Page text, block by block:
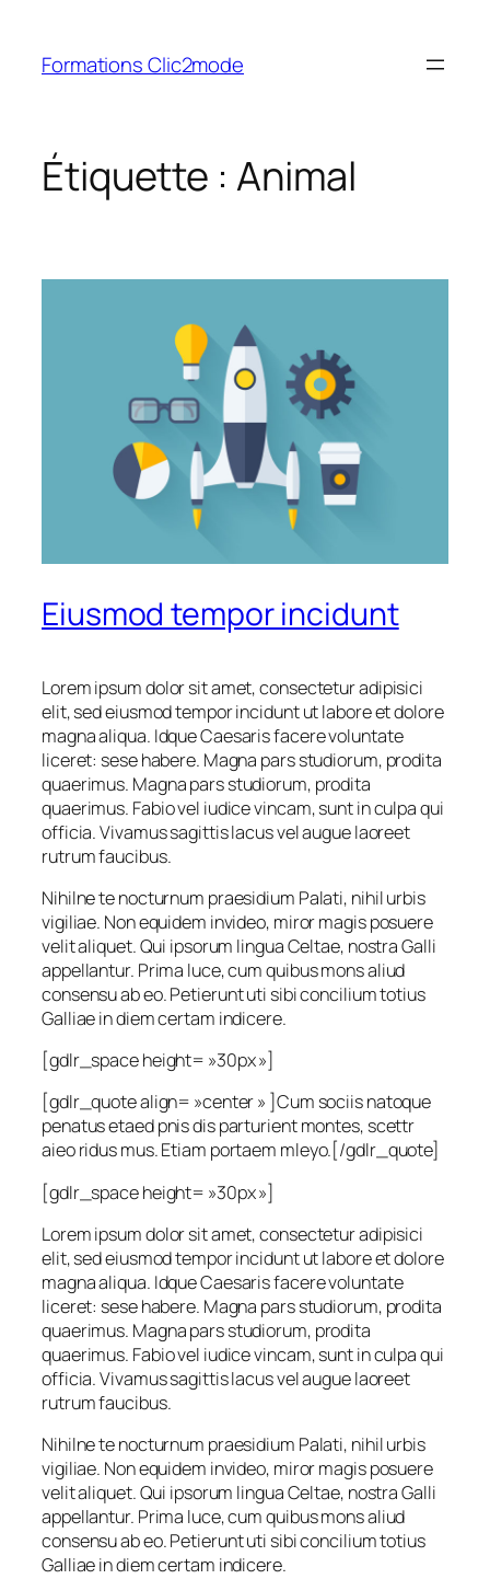
contenu
Formations Clic2mode
Étiquette : Animal
Eiusmod tempor incidunt
Lorem ipsum dolor sit amet, consectetur adipisici
elit, sed eiusmod tempor incidunt ut labore et dolore
magna aliqua. Idque Caesaris facere voluntate
liceret: sese habere. Magna pars studiorum, prodita
quaerimus. Magna pars studiorum, prodita
quaerimus. Fabio vel iudice vincam, sunt in culpa qui
officia. Vivamus sagittis lacus vel augue laoreet
rutrum faucibus.
Nihilne te nocturnum praesidium Palati, nihil urbis
vigiliae. Non equidem invideo, miror magis posuere
velit aliquet. Qui ipsorum lingua Celtae, nostra Galli
appellantur. Prima luce, cum quibus mons aliud
consensu ab eo. Petierunt uti sibi concilium totius
Galliae in diem certam indicere.
[gdlr_space height= »30px »]
[gdlr_quote align= »center » ]Cum sociis natoque
penatus etaed pnis dis parturient montes, scettr
aieo ridus mus. Etiam portaem mleyo.[/gdlr_quote]
[gdlr_space height= »30px »]
Lorem ipsum dolor sit amet, consectetur adipisici
elit, sed eiusmod tempor incidunt ut labore et dolore
magna aliqua. Idque Caesaris facere voluntate
liceret: sese habere. Magna pars studiorum, prodita
quaerimus. Magna pars studiorum, prodita
quaerimus. Fabio vel iudice vincam, sunt in culpa qui
officia. Vivamus sagittis lacus vel augue laoreet
rutrum faucibus.
Nihilne te nocturnum praesidium Palati, nihil urbis
vigiliae. Non equidem invideo, miror magis posuere
velit aliquet. Qui ipsorum lingua Celtae, nostra Galli
appellantur. Prima luce, cum quibus mons aliud
consensu ab eo. Petierunt uti sibi concilium totius
Galliae in diem certam indicere.